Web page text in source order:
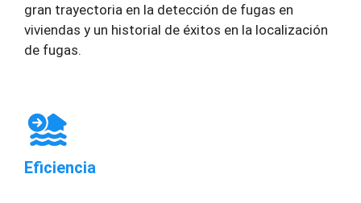
gran trayectoria en la detección de fugas en
viviendas y un historial de éxitos en la localización
de fugas.
Eficiencia